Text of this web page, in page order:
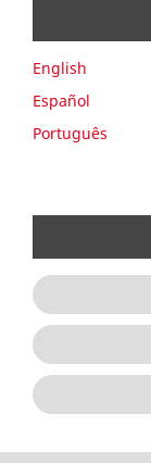
English
Español
Português